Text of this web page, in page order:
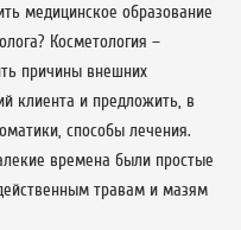
медицинское образование
Косметология –
причины внешних
клиента и предложить, в
способы лечения.
времена были простые
травам и мазям